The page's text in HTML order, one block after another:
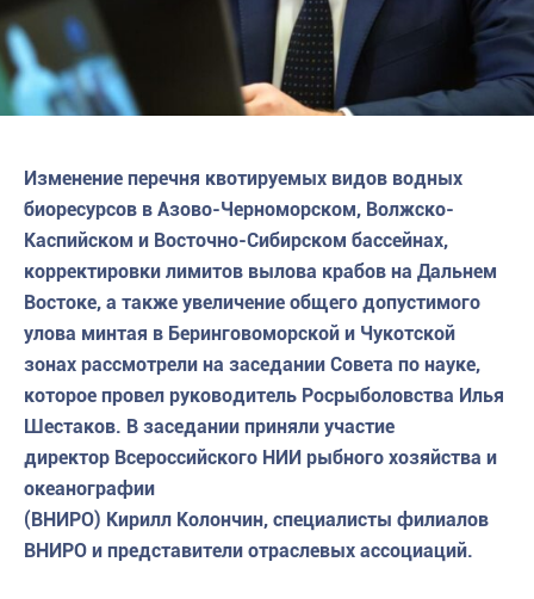
Изменение перечня квотируемых видов водных
биоресурсов в Азово-Черноморском, Волжско-
Каспийском и Восточно-Сибирском бассейнах,
корректировки лимитов вылова крабов на Дальнем
Востоке, а также увеличение общего допустимого
улова минтая в Беринговоморской и Чукотской
зонах рассмотрели на заседании Совета по науке,
которое провел руководитель Росрыболовства Илья
Шестаков. В заседании приняли участие
директор Всероссийского НИИ рыбного хозяйства и
океанографии
(ВНИРО) Кирилл Колончин, специалисты филиалов
ВНИРО и представители отраслевых ассоциаций.